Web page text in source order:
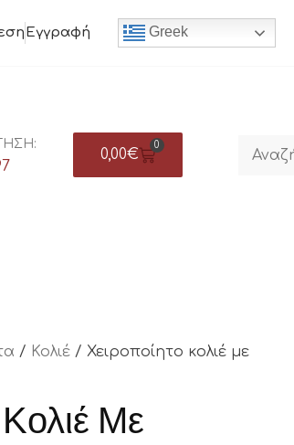
Εγγραφή Greek
0,00€
0
/ Κολιέ / Χειροποίητο κολιέ με
Με